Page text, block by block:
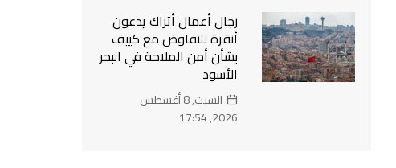
رجال أعمال أتراك يدعون
أنقرة للتفاوض مع كييف
بشأن أمن الملاحة في البحر
الأسود
السبت, 8 أغسطس
2026, 17:54